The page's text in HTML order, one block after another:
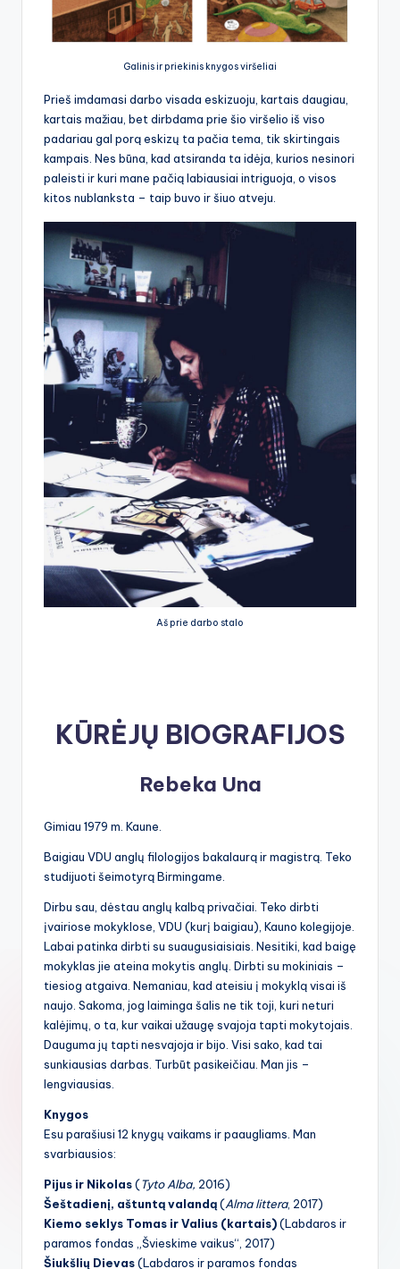
Galinis ir priekinis knygos viršeliai
Prieš imdamasi darbo visada eskizuoju, kartais daugiau,
kartais mažiau, bet dirbdama prie šio viršelio iš viso
padariau gal porą eskizų ta pačia tema, tik skirtingais
kampais. Nes būna, kad atsiranda ta idėja, kurios nesinori
paleisti ir kuri mane pačią labiausiai intriguoja, o visos
kitos nublanksta – taip buvo ir šiuo atveju.
Aš prie darbo stalo
KŪRĖJŲ BIOGRAFIJOS
Rebeka Una
Gimiau 1979 m. Kaune.
Baigiau VDU anglų filologijos bakalaurą ir magistrą. Teko
studijuoti šeimotyrą Birmingame.
Dirbu sau, dėstau anglų kalbą privačiai. Teko dirbti
įvairiose mokyklose, VDU (kurį baigiau), Kauno kolegijoje.
Labai patinka dirbti su suaugusiaisiais. Nesitiki, kad baigę
mokyklas jie ateina mokytis anglų. Dirbti su mokiniais –
tiesiog atgaiva. Nemaniau, kad ateisiu į mokyklą visai iš
naujo. Sakoma, jog laiminga šalis ne tik toji, kuri neturi
kalėjimų, o ta, kur vaikai užaugę svajoja tapti mokytojais.
Dauguma jų tapti nesvajoja ir bijo. Visi sako, kad tai
sunkiausias darbas. Turbūt pasikeičiau. Man jis –
lengviausias.
Knygos
Esu parašiusi 12 knygų vaikams ir paaugliams. Man
svarbiausios:
Pijus ir Nikolas(Tyto Alba, 2016)
Šeštadienį, aštuntą valandą(Alma littera, 2017)
Kiemo seklys Tomas ir Valius (kartais)(Labdaros ir
paramos fondas „Švieskime vaikus“, 2017)
Šiukšlių Dievas(Labdaros ir paramos fondas